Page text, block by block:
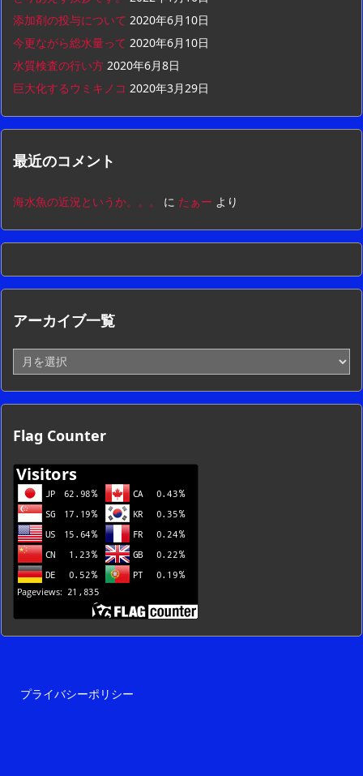
添加剤の投与について 2020年6月10日
今更ながら総水量って 2020年6月10日
水質検査の行い方 2020年6月8日
巨大化するウミキノコ 2020年3月29日
最近のコメント
海水魚の近況というか。。。 に たぁー より
アーカイブ一覧
ー
カ
イ
一
Flag Counter
プライバシーポリシー